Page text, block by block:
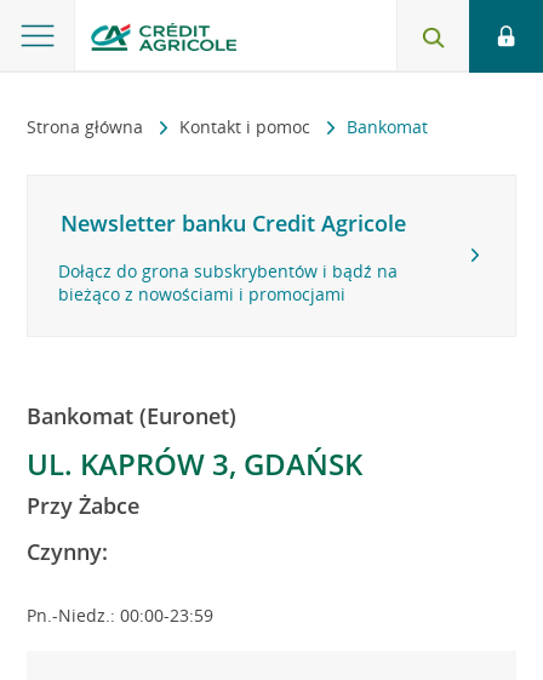
Strona główna Kontakt i pomoc Bankomat
Newsletter banku Credit Agricole
Dołącz do grona subskrybentów i bądź na
bieżąco z nowościami i promocjami
Bankomat (Euronet)
UL. KAPRÓW 3, GDAŃSK
Przy Żabce
Czynny:
Pn.-Niedz.: 00:00-23:59